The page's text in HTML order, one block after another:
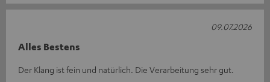
Alles Bestens
Der Klang ist fein und natürlich. Die Verarbeitung sehr gut.
09.07.2026